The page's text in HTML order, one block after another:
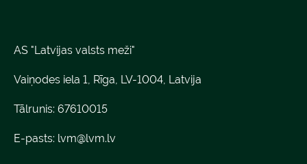
AS "Latvijas valsts meži"
Vaiņodes iela 1, Rīga, LV-1004, Latvija
Tālrunis: 67610015
E-pasts: lvm@lvm.lv